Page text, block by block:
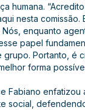
humana.
nesta comissão.
enquanto
papel
grupo. Portanto, é
forma
Fabiano enfatizou
social,